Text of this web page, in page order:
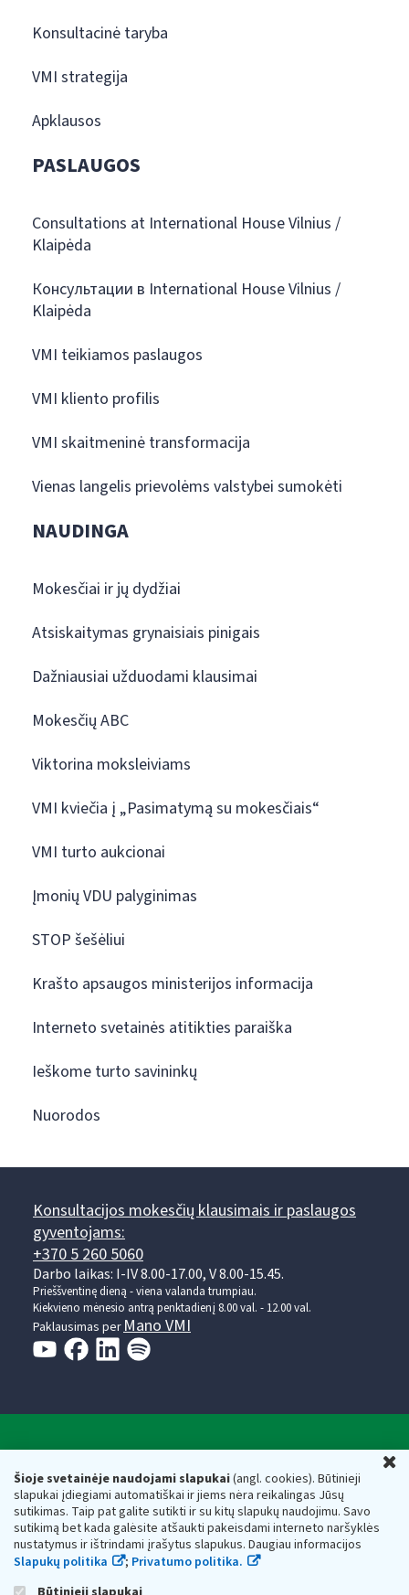
Šioje svetainėje naudojami slapukai(angl. cookies). Būtinieji
slapukai įdiegiami automatiškai ir jiems nėra reikalingas Jūsų
sutikimas. Taip pat galite sutikti ir su kitų slapukų naudojimu. Savo
sutikimą bet kada galėsite atšaukti pakeisdami interneto naršyklės
nustatymus ir ištrindami įrašytus slapukus. Daugiau informacijos
Slapukų politika
; Privatumo politika.
Konsultacinė taryba
VMI strategija
Apklausos
PASLAUGOS
Consultations at International House Vilnius /
Klaipėda
Консультации в International House Vilnius /
Klaipėda
VMI teikiamos paslaugos
VMI kliento profilis
VMI skaitmeninė transformacija
Vienas langelis prievolėms valstybei sumokėti
NAUDINGA
Mokesčiai ir jų dydžiai
Atsiskaitymas grynaisiais pinigais
Dažniausiai užduodami klausimai
Mokesčių ABC
Viktorina moksleiviams
VMI kviečia į „Pasimatymą su mokesčiais“
VMI turto aukcionai
Įmonių VDU palyginimas
STOP šešėliui
Krašto apsaugos ministerijos informacija
Interneto svetainės atitikties paraiška
Ieškome turto savininkų
Nuorodos
Konsultacijos mokesčių klausimais ir paslaugos
gyventojams:
+370 5 260 5060
Darbo laikas: I-IV 8.00-17.00, V 8.00-15.45.
Prieššventinę dieną - viena valanda trumpiau.
Kiekvieno mėnesio antrą penktadienį 8.00 val. - 12.00 val.
Paklausimas per Mano VMI
Valstybinė mokesčių inspekcija prie Lietuvos
Respublikos finansų ministerijos
Biudžetinė įstaiga. Juridinio asmens kodas — 188659752,
adresas: Vasario 16-osios g. 14, 01107 Vilnius, Lietuva, el.paštas:
vmi@vmi.lt, E. pristatymo dėžutės adresas 188659752
Duomenys apie Valstybinę mokesčių inspekciją prie Lietuvos
Respublikos finansų ministerijos kaupiami ir saugomi Juridinių